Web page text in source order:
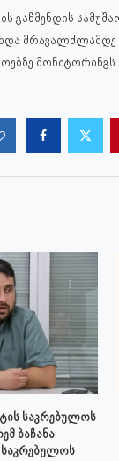
გაწმენდის
მრავალძლამდე
საკრებულოს
ბაჩანა